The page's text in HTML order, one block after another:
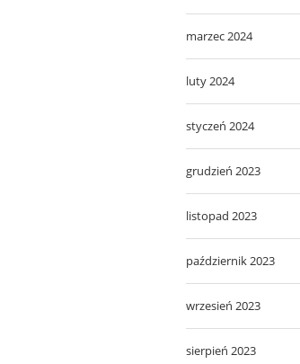
marzec 2024
luty 2024
styczeń 2024
grudzień 2023
listopad 2023
październik 2023
wrzesień 2023
sierpień 2023